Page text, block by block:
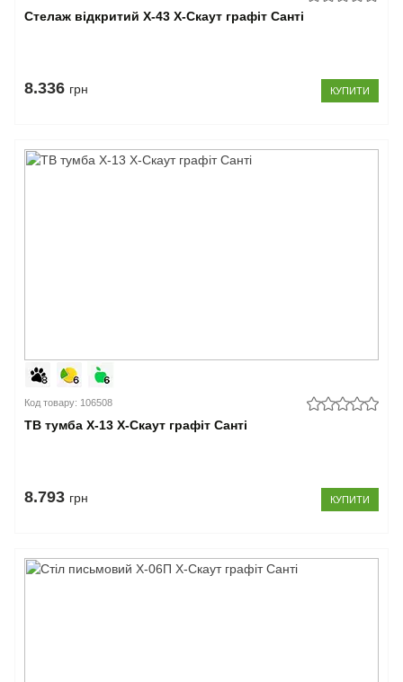
Стелаж відкритий Х-43 X-Скаут графіт Санті
8.336 грн КУПИТИ
Код товару: 106508
ТВ тумба Х-13 X-Скаут графіт Санті
8.793 грн КУПИТИ